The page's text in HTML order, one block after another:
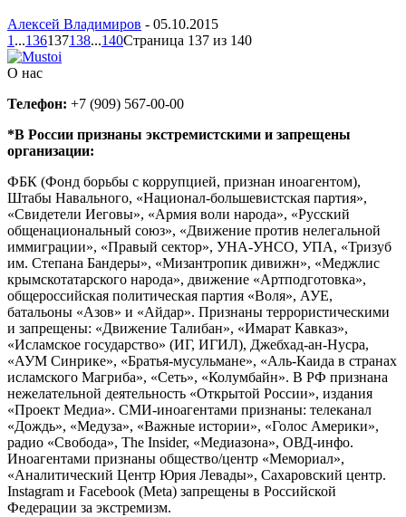
Алексей Владимиров - 05.10.2015
1 ...136137138...140Страница 137 из 140
О нас
Телефон: +7 (909) 567-00-00
*В России признаны экстремистскими и запрещены
организации:
ФБК (Фонд борьбы с коррупцией, признан иноагентом),
Штабы Навального, «Национал-большевистская партия»,
«Свидетели Иеговы», «Армия воли народа», «Русский
общенациональный союз», «Движение против нелегальной
иммиграции», «Правый сектор», УНА-УНСО, УПА, «Тризуб
им. Степана Бандеры», «Мизантропик дивижн», «Меджлис
крымскотатарского народа», движение «Артподготовка»,
общероссийская политическая партия «Воля», АУЕ,
батальоны «Азов» и «Айдар». Признаны террористическими
и запрещены: «Движение Талибан», «Имарат Кавказ»,
«Исламское государство» (ИГ, ИГИЛ), Джебхад-ан-Нусра,
«АУМ Синрике», «Братья-мусульмане», «Аль-Каида в странах
исламского Магриба», «Сеть», «Колумбайн». В РФ признана
нежелательной деятельность «Открытой России», издания
«Проект Медиа». СМИ-иноагентами признаны: телеканал
«Дождь», «Медуза», «Важные истории», «Голос Америки»,
радио «Свобода», The Insider, «Медиазона», ОВД-инфо.
Иноагентами признаны общество/центр «Мемориал»,
«Аналитический Центр Юрия Левады», Сахаровский центр.
Instagram и Facebook (Metа) запрещены в Российской
Федерации за экстремизм.